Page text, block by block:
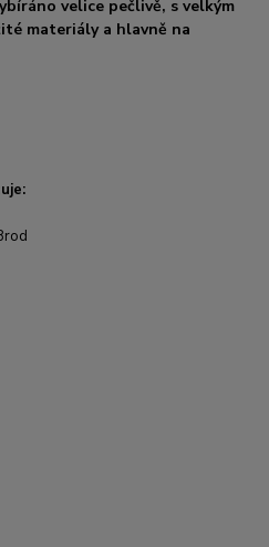
velice pečlivě, s velkým
materiály a hlavně na